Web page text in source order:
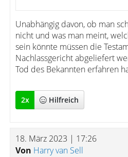
Unabhängig davon, ob man
nicht und was man meint,
sein könnte müssen die
Nachlassgericht abgeliefert
Tod des Bekannten erfahren
2x Hilfreich
18. März 2023 | 17:26
Von Harry van Sell